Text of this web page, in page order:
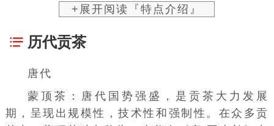
+展开阅读『特点介绍』
历代贡茶
唐代
蒙顶茶 ：唐代国势强盛，是贡茶大力发展
期，呈现出规模性，技术性和强制性。在众多贡